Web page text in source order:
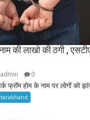
की लाखो की ठगी ,
admin 0
फ्रॉम होम के नाम पर लोगों को